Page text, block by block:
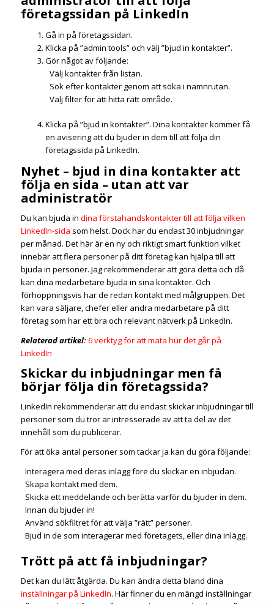
företagssidan på LinkedIn
Gå in på företagssidan.
Klicka på ”admin tools” och välj ”bjud in kontakter”.
Gör något av följande:
Välj kontakter från listan.
Sök efter kontakter genom att söka i namnrutan.
Välj filter för att hitta rätt område.
Klicka på ”bjud in kontakter”. Dina kontakter kommer få
en avisering att du bjuder in dem till att följa din
företagssida på LinkedIn.
Nyhet – bjud in dina kontakter att
följa en sida – utan att var
administratör
Du kan bjuda in dina förstahandskontakter till att följa vilken
LinkedIn-sida som helst. Dock har du endast 30 inbjudningar
per månad. Det här är en ny och riktigt smart funktion vilket
innebär att flera personer på ditt företag kan hjälpa till att
bjuda in personer. Jag rekommenderar att göra detta och då
kan dina medarbetare bjuda in sina kontakter. Och
förhoppningsvis har de redan kontakt med målgruppen. Det
kan vara säljare, chefer eller andra medarbetare på ditt
företag som har ett bra och relevant nätverk på LinkedIn.
Relaterad artikel:6 verktyg för att mäta hur det går på
LinkedIn
Skickar du inbjudningar men få
börjar följa din företagssida?
LinkedIn rekommenderar att du endast skickar inbjudningar till
personer som du tror är intresserade av att ta del av det
innehåll som du publicerar.
För att öka antal personer som tackar ja kan du göra följande:
Interagera med deras inlägg före du skickar en inbjudan.
Skapa kontakt med dem.
Skicka ett meddelande och berätta varför du bjuder in dem.
Innan du bjuder in!
Använd sökfiltret för att välja ”rätt” personer.
Bjud in de som interagerar med företagets, eller dina inlägg.
Trött på att få inbjudningar?
Det kan du lätt åtgärda. Du kan ändra detta bland dina
inställningar på LinkedIn. Här finner du en mängd inställningar